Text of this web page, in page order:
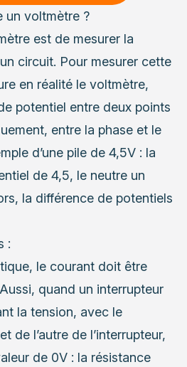
un voltmètre ?
est de mesurer la
circuit. Pour mesurer cette
en réalité le voltmètre,
potentiel entre deux points
entre la phase et le
d’une pile de 4,5V : la
de 4,5, le neutre un
la différence de potentiels
:
le courant doit être
quand un interrupteur
la tension, avec le
de l’autre de l’interrupteur,
de 0V : la résistance